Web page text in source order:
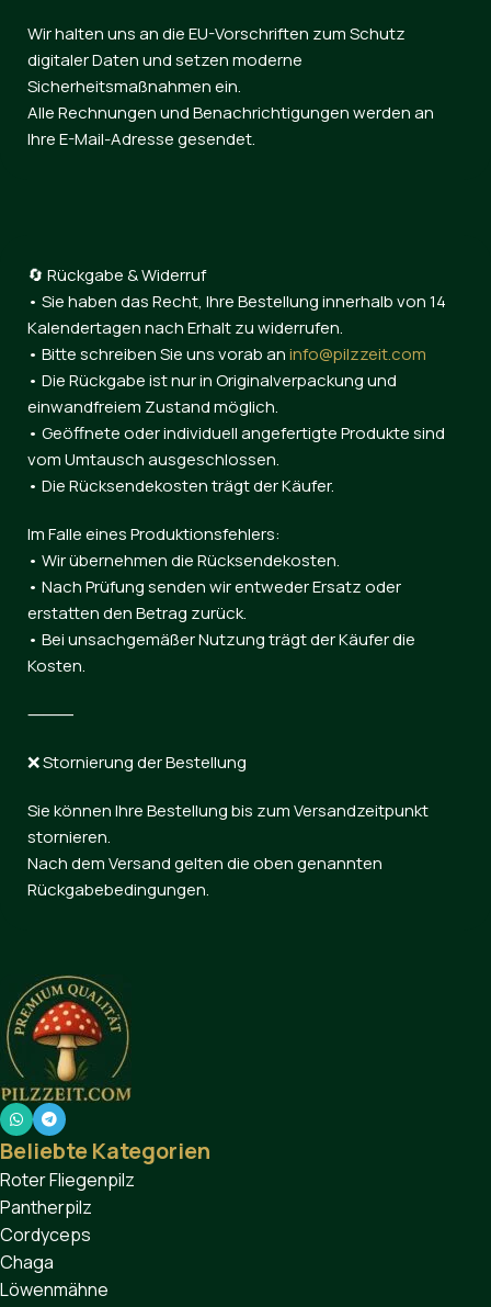
Wir halten uns an die EU-Vorschriften zum Schutz
digitaler Daten und setzen moderne
Sicherheitsmaßnahmen ein.
Alle Rechnungen und Benachrichtigungen werden an
Ihre E-Mail-Adresse gesendet.
🔄 Rückgabe & Widerruf
• Sie haben das Recht, Ihre Bestellung innerhalb von 14
Kalendertagen nach Erhalt zu widerrufen.
• Bitte schreiben Sie uns vorab aninfo@pilzzeit.com
• Die Rückgabe ist nur in Originalverpackung und
einwandfreiem Zustand möglich.
• Geöffnete oder individuell angefertigte Produkte sind
vom Umtausch ausgeschlossen.
• Die Rücksendekosten trägt der Käufer.
Im Falle eines Produktionsfehlers:
• Wir übernehmen die Rücksendekosten.
• Nach Prüfung senden wir entweder Ersatz oder
erstatten den Betrag zurück.
• Bei unsachgemäßer Nutzung trägt der Käufer die
Kosten.
⸻
❌ Stornierung der Bestellung
Sie können Ihre Bestellung bis zum Versandzeitpunkt
stornieren.
Nach dem Versand gelten die oben genannten
Rückgabebedingungen.
Beliebte Kategorien
Roter Fliegenpilz
Pantherpilz
Cordyceps
Chaga
Löwenmähne